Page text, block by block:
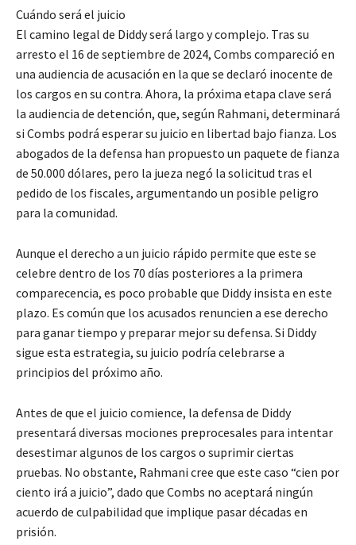
Cuándo será el juicio
El camino legal de Diddy será largo y complejo. Tras su
arresto el 16 de septiembre de 2024, Combs compareció en
una audiencia de acusación en la que se declaró inocente de
los cargos en su contra. Ahora, la próxima etapa clave será
la audiencia de detención, que, según Rahmani, determinará
si Combs podrá esperar su juicio en libertad bajo fianza. Los
abogados de la defensa han propuesto un paquete de fianza
de 50.000 dólares, pero la jueza negó la solicitud tras el
pedido de los fiscales, argumentando un posible peligro
para la comunidad.
Aunque el derecho a un juicio rápido permite que este se
celebre dentro de los 70 días posteriores a la primera
comparecencia, es poco probable que Diddy insista en este
plazo. Es común que los acusados renuncien a ese derecho
para ganar tiempo y preparar mejor su defensa. Si Diddy
sigue esta estrategia, su juicio podría celebrarse a
principios del próximo año.
Antes de que el juicio comience, la defensa de Diddy
presentará diversas mociones preprocesales para intentar
desestimar algunos de los cargos o suprimir ciertas
pruebas. No obstante, Rahmani cree que este caso “cien por
ciento irá a juicio”, dado que Combs no aceptará ningún
acuerdo de culpabilidad que implique pasar décadas en
prisión.